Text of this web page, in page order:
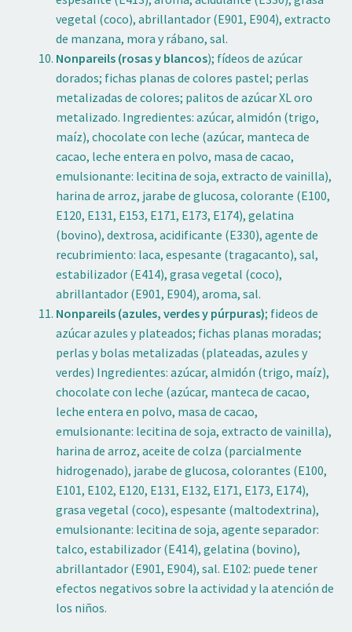
vegetal (coco), abrillantador (E901, E904), extracto
de manzana, mora y rábano, sal.
Nonpareils (rosas y blancos); fídeos de azúcar
dorados; fichas planas de colores pastel; perlas
metalizadas de colores; palitos de azúcar XL oro
metalizado. Ingredientes: azúcar, almidón (trigo,
maíz), chocolate con leche (azúcar, manteca de
cacao, leche entera en polvo, masa de cacao,
emulsionante: lecitina de soja, extracto de vainilla),
harina de arroz, jarabe de glucosa, colorante (E100,
E120, E131, E153, E171, E173, E174), gelatina
(bovino), dextrosa, acidificante (E330), agente de
recubrimiento: laca, espesante (tragacanto), sal,
estabilizador (E414), grasa vegetal (coco),
abrillantador (E901, E904), aroma, sal.
Nonpareils (azules, verdes y púrpuras); fideos de
azúcar azules y plateados; fichas planas moradas;
perlas y bolas metalizadas (plateadas, azules y
verdes) Ingredientes: azúcar, almidón (trigo, maíz),
chocolate con leche (azúcar, manteca de cacao,
leche entera en polvo, masa de cacao,
emulsionante: lecitina de soja, extracto de vainilla),
harina de arroz, aceite de colza (parcialmente
hidrogenado), jarabe de glucosa, colorantes (E100,
E101, E102, E120, E131, E132, E171, E173, E174),
grasa vegetal (coco), espesante (maltodextrina),
emulsionante: lecitina de soja, agente separador:
talco, estabilizador (E414), gelatina (bovino),
abrillantador (E901, E904), sal. E102: puede tener
efectos negativos sobre la actividad y la atención de
los niños.